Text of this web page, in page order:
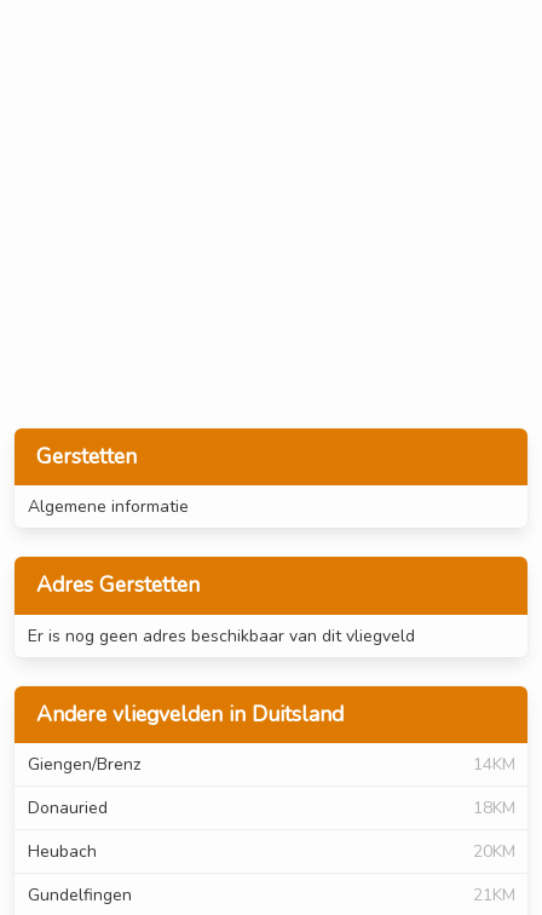
Gerstetten
Algemene informatie
Adres Gerstetten
Er is nog geen adres beschikbaar van dit vliegveld
Andere vliegvelden in Duitsland
Giengen/Brenz
14KM
Donauried
18KM
Heubach
20KM
Gundelfingen
21KM